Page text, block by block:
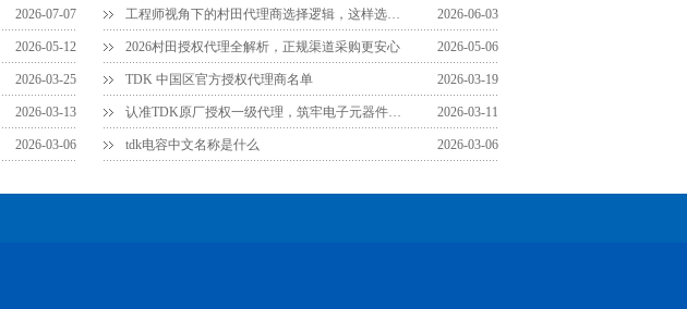
2026-07-07 工程师视角下的村田代理商选择逻辑，这样选少走弯路 2026-06-03
2026-05-12 2026村田授权代理全解析，正规渠道采购更安心 2026-05-06
2026-03-25 TDK 中国区官方授权代理商名单 2026-03-19
2026-03-13 认准TDK原厂授权一级代理，筑牢电子元器件采购品质防线 2026-03-11
2026-03-06 tdk电容中文名称是什么 2026-03-06